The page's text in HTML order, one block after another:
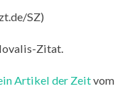
SZ)
Zitat.
Artikel der Zeitvom